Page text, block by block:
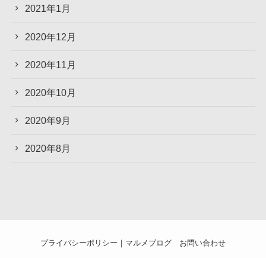
2021年1月
2020年12月
2020年11月
2020年10月
2020年9月
2020年8月
プライバシーポリシー｜マルメブログ お問い合わせ